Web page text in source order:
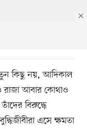
কিছু নয়, আদিকাল
রাজা আবার কোথাও
বিরুদ্ধে
এসে ক্ষমতা